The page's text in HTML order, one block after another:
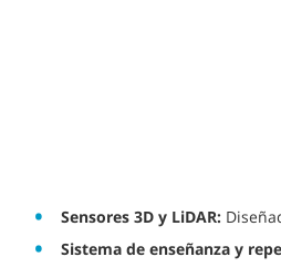
Sensores 3D y LiDAR:
Sistema de enseñanza y